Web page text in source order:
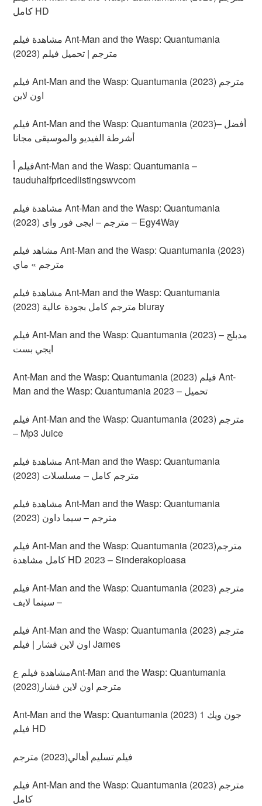
كامل HD
مشاهدة فيلم Ant-Man and the Wasp: Quantumania
(2023) مترجم | تحميل فيلم
فيلم Ant-Man and the Wasp: Quantumania (2023) مترجم
اون لاين
فيلم Ant-Man and the Wasp: Quantumania (2023)– أفضل
أشرطة الفيديو والموسيقى مجانا
فيلم أAnt-Man and the Wasp: Quantumania –
tauduhalfpricedlistingswvcom
مشاهدة فيلم Ant-Man and the Wasp: Quantumania
(2023) مترجم – ايجى فور واى – Egy4Way
مشاهد فيلم Ant-Man and the Wasp: Quantumania (2023)
مترجم » ماي
مشاهدة فيلم Ant-Man and the Wasp: Quantumania
(2023) مترجم كامل بجودة عالية bluray
فيلم Ant-Man and the Wasp: Quantumania (2023) مدبلج –
ايجي بست
Ant-Man and the Wasp: Quantumania (2023) فيلم Ant-
Man and the Wasp: Quantumania 2023 – تحميل
فيلم Ant-Man and the Wasp: Quantumania (2023) مترجم
– Mp3 Juice
مشاهدة فيلم Ant-Man and the Wasp: Quantumania
(2023) مترجم كامل – مسلسلات
مشاهدة فيلم Ant-Man and the Wasp: Quantumania
(2023) مترجم – سيما داون
فيلم Ant-Man and the Wasp: Quantumania (2023)مترجم
كامل مشاهدة HD 2023 – Sinderakoploasa
فيلم Ant-Man and the Wasp: Quantumania (2023) مترجم
– سينما لايف
فيلم Ant-Man and the Wasp: Quantumania (2023) مترجم
اون لاين فشار | فيلم James
مشاهدة فيلم عAnt-Man and the Wasp: Quantumania
(2023)مترجم اون لاين فشار
Ant-Man and the Wasp: Quantumania (2023) جون ويك 1
فيلم HD
فيلم تسليم أهالي(2023) مترجم
فيلم Ant-Man and the Wasp: Quantumania (2023) مترجم
كامل